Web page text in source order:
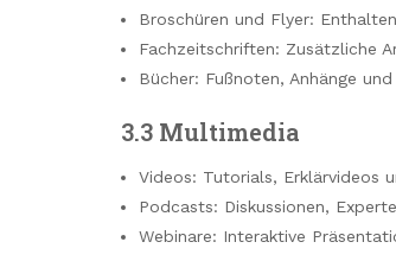
Broschüren und Flyer:
Fachzeitschriften: Zusätzliche
Bücher: Fußnoten, Anhänge
3.3 Multimedia
Videos: Tutorials, Erklärvideos
Podcasts: Diskussionen,
Webinare: Interaktive